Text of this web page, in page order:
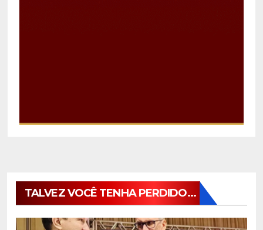
TALVEZ VOCÊ TENHA PERDIDO...